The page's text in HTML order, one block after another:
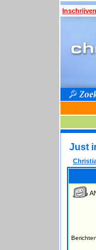
Inschrijven
Just